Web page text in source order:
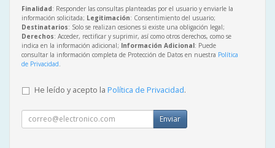
Finalidad: Responder las consultas planteadas por el usuario y enviarle la
información solicitada; Legitimación: Consentimiento del usuario;
Destinatarios: Solo se realizan cesiones si existe una obligación legal;
Derechos: Acceder, rectificar y suprimir, así como otros derechos, como se
indica en la información adicional; Información Adicional: Puede
consultar la información completa de Protección de Datos en nuestra Política
de Privacidad
He leído y acepto la Política de Privacidad.
Enviar